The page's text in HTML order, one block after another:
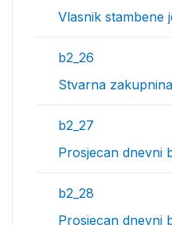
Vlasnik stambene
b2_26
Stvarna zakupnina
b2_27
Prosjecan dnevni
b2_28
Prosjecan dnevni